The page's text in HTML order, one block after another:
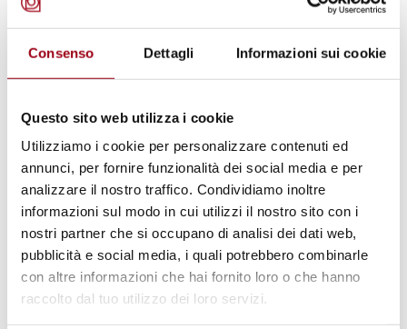
Consenso Dettagli Informazioni sui cookie
Questo sito web utilizza i cookie
Utilizziamo i cookie per personalizzare contenuti ed
annunci, per fornire funzionalità dei social media e per
analizzare il nostro traffico. Condividiamo inoltre
informazioni sul modo in cui utilizzi il nostro sito con i
nostri partner che si occupano di analisi dei dati web,
pubblicità e social media, i quali potrebbero combinarle
con altre informazioni che hai fornito loro o che hanno
raccolto dal tuo utilizzo dei loro servizi.
quali si prevede uno sviluppo interdipendente
EuroAtlantic Union Review sarà pubblicata
Unfile di presentazionedella nuova rivista e
un modulo d'ordine per gli abbonamenti sono
allegati nel box risorse sottostante. Gli
abbonati riceveranno gratuitamente anche la
European Union Review, che continuerà ad
essere pubblicata per un anno.